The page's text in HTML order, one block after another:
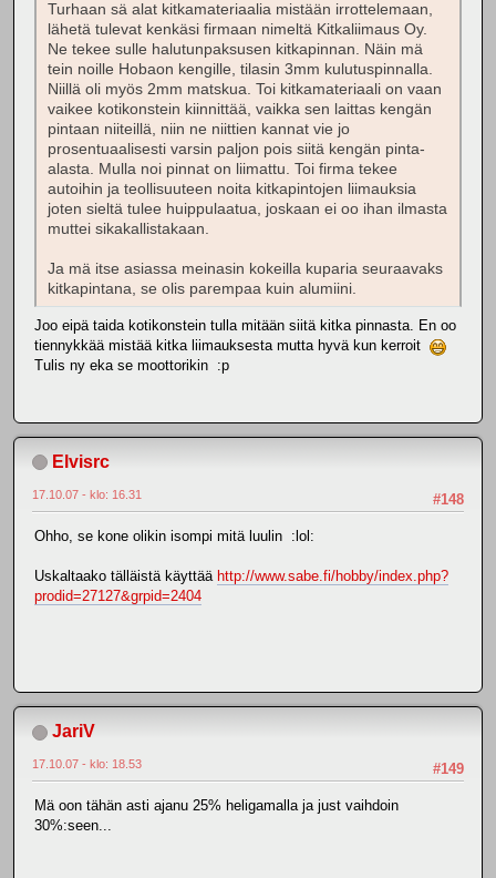
Turhaan sä alat kitkamateriaalia mistään irrottelemaan,
lähetä tulevat kenkäsi firmaan nimeltä Kitkaliimaus Oy.
Ne tekee sulle halutunpaksusen kitkapinnan. Näin mä
tein noille Hobaon kengille, tilasin 3mm kulutuspinnalla.
Niillä oli myös 2mm matskua. Toi kitkamateriaali on vaan
vaikee kotikonstein kiinnittää, vaikka sen laittas kengän
pintaan niiteillä, niin ne niittien kannat vie jo
prosentuaalisesti varsin paljon pois siitä kengän pinta-
alasta. Mulla noi pinnat on liimattu. Toi firma tekee
autoihin ja teollisuuteen noita kitkapintojen liimauksia
joten sieltä tulee huippulaatua, joskaan ei oo ihan ilmasta
muttei sikakallistakaan.
Ja mä itse asiassa meinasin kokeilla kuparia seuraavaks
kitkapintana, se olis parempaa kuin alumiini.
Joo eipä taida kotikonstein tulla mitään siitä kitka pinnasta. En oo
tiennykkää mistää kitka liimauksesta mutta hyvä kun kerroit
Tulis ny eka se moottorikin :p
Elvisrc
#148
17.10.07 - klo: 16.31
Ohho, se kone olikin isompi mitä luulin :lol:
Uskaltaako tälläistä käyttää http://www.sabe.fi/hobby/index.php?
prodid=27127&grpid=2404
JariV
#149
17.10.07 - klo: 18.53
Mä oon tähän asti ajanu 25% heligamalla ja just vaihdoin
30%:seen...